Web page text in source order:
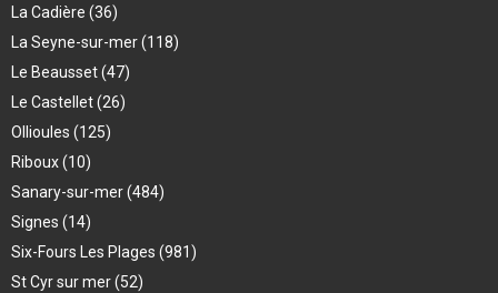
La Cadière (36)
La Seyne-sur-mer(118)
Le Beausset(47)
Le Castellet(26)
Ollioules (125)
Riboux(10)
Sanary-sur-mer(484)
Signes (14)
Six-Fours Les Plages (981)
St Cyr sur mer(52)